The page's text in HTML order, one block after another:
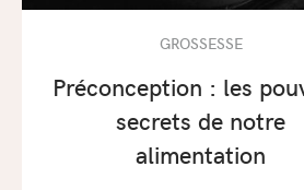
GROSSESSE
Préconception : les
secrets de notre
alimentation